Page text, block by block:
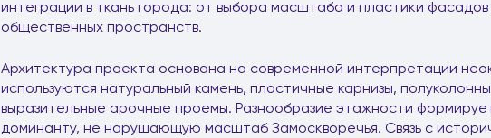
интеграции в ткань города: от выбора масштаба и пластики
общественных пространств.
Архитектура проекта основана на современной интерпретации
используются натуральный камень, пластичные карнизы,
выразительные арочные проемы. Разнообразие этажности
доминанту, не нарушающую масштаб Замоскворечья. Связь с